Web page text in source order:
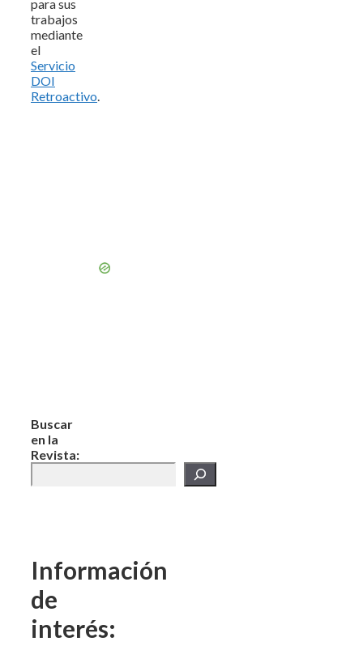
para sus
trabajos
mediante
el
Servicio
DOI
Retroactivo.
Buscar
en la
Revista:
Información
de
interés: